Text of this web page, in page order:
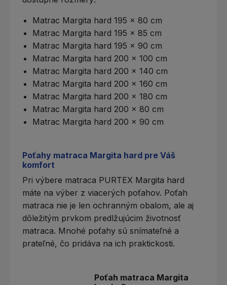
Matrac Margita hard 195 x 80 cm
Matrac Margita hard 195 x 85 cm
Matrac Margita hard 195 x 90 cm
Matrac Margita hard 200 x 100 cm
Matrac Margita hard 200 x 140 cm
Matrac Margita hard 200 x 160 cm
Matrac Margita hard 200 x 180 cm
Matrac Margita hard 200 x 80 cm
Matrac Margita hard 200 x 90 cm
Poťahy matraca Margita hard pre Váš
komfort
Pri výbere matraca PURTEX Margita hard
máte na výber z viacerých poťahov. Poťah
matraca nie je len ochranným obalom, ale aj
dôležitým prvkom predlžujúcim životnosť
matraca. Mnohé poťahy sú snímateľné a
prateľné, čo pridáva na ich praktickosti.
Poťah matraca Margita